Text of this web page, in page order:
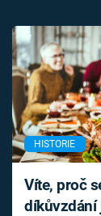
HISTORIE
Víte, proč
díkůvzdání